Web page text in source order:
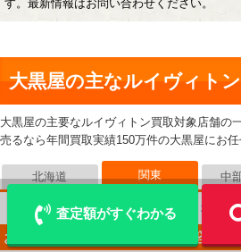
す。最新情報はお問い合わせください。
大黒屋の主なルイヴィト
大黒屋の主要なルイヴィトン買取対象店舗の
売るなら年間買取実績150万件の大黒屋にお
北海道 関東 中
東京23区 東京市部 神奈川県 埼玉県
お近くに店舗が無い/まずは気軽に相
査定額がすぐわかる
LINE 査定
宅配買取を申込む